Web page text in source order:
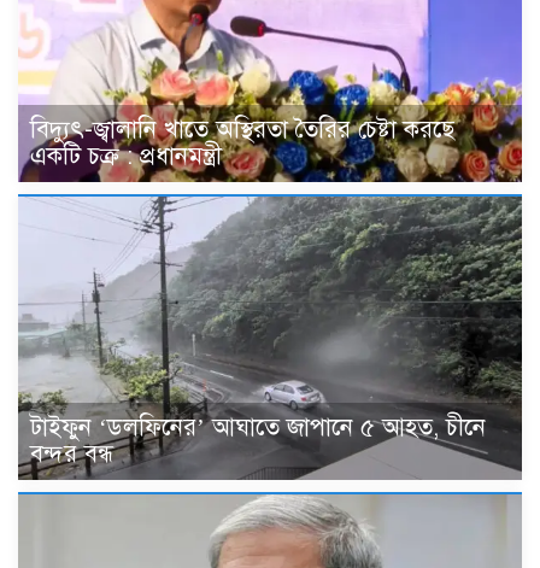
বিদ্যুৎ-জ্বালানি খাতে অস্থিরতা তৈরির চেষ্টা করছে
একটি চক্র : প্রধানমন্ত্রী
টাইফুন ‘ডলফিনের’ আঘাতে জাপানে ৫ আহত, চীনে
বন্দর বন্ধ